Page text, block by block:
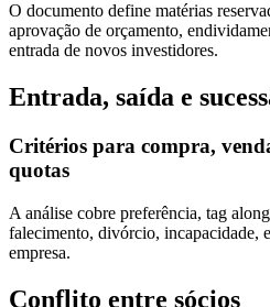
O documento define matérias
aprovação de orçamento,
entrada de novos investidores.
Entrada, saída e
Critérios para compra,
quotas
A análise cobre preferência, tag
falecimento, divórcio, incapacidade,
empresa.
Conflito entre sócios